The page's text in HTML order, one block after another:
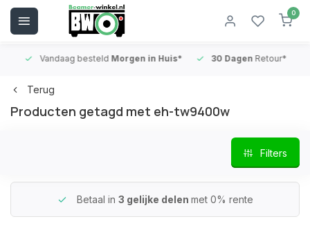
0
Vandaag besteldMorgen in Huis* 30 DagenRetour*
Terug
Producten getagd met eh-tw9400w
Filters
Betaal in 3 gelijke delen met 0% rente